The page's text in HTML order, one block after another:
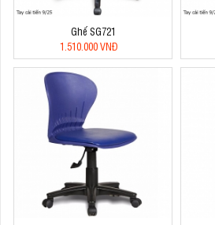
Ghế SG721
1.510.000 VNĐ